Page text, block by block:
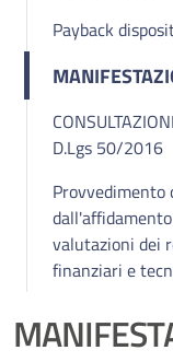
Payback
D.Lgs 50/2016
Provvedimento
valutazioni dei
finanziari e